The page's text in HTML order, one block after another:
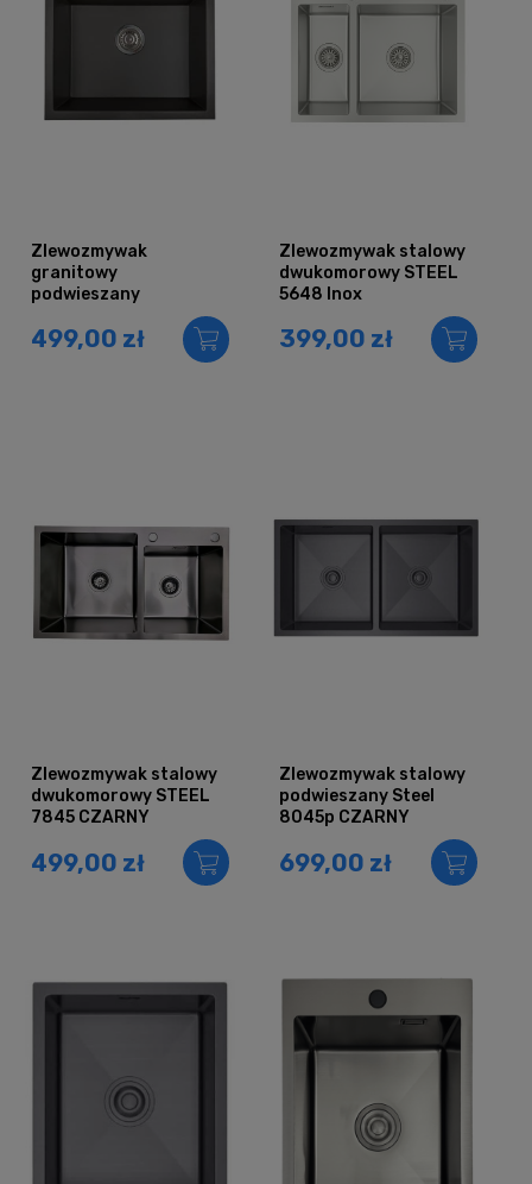
Zlewozmywak
granitowy
podwieszany
jednokomorowy JUNIT
56 czarny metalik
499,00 zł
Zlewozmywak stalowy
dwukomorowy STEEL
5648 Inox
399,00 zł
Zlewozmywak stalowy
dwukomorowy STEEL
7845 CZARNY
499,00 zł
Zlewozmywak stalowy
podwieszany Steel
8045p CZARNY
699,00 zł